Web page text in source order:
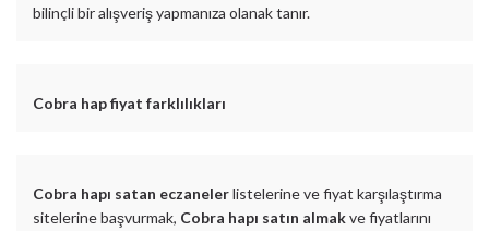
bilinçli bir alışveriş yapmanıza olanak tanır.
Cobra hap fiyat farklılıkları
Cobra hapı satan eczanelerlistelerine ve fiyat karşılaştırma
sitelerine başvurmak, Cobra hapı satın almakve fiyatlarını